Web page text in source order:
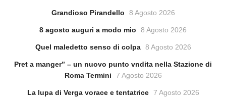
Grandioso Pirandello 8 Agosto 2026
8 agosto auguri a modo mio 8 Agosto 2026
Quel maledetto senso di colpa 8 Agosto 2026
Pret a manger” – un nuovo punto vndita nella Stazione di
Roma Termini
7 Agosto 2026
La lupa di Verga vorace e tentatrice 7 Agosto 2026